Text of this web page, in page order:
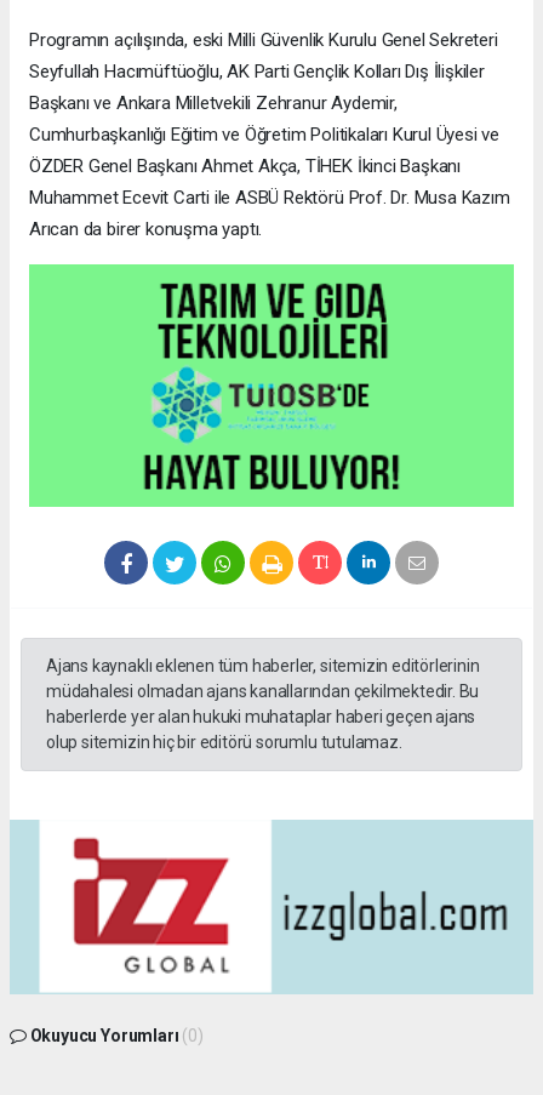
Programın açılışında, eski Milli Güvenlik Kurulu Genel Sekreteri
Seyfullah Hacımüftüoğlu, AK Parti Gençlik Kolları Dış İlişkiler
Başkanı ve Ankara Milletvekili Zehranur Aydemir,
Cumhurbaşkanlığı Eğitim ve Öğretim Politikaları Kurul Üyesi ve
ÖZDER Genel Başkanı Ahmet Akça, TİHEK İkinci Başkanı
Muhammet Ecevit Carti ile ASBÜ Rektörü Prof. Dr. Musa Kazım
Arıcan da birer konuşma yaptı.
Ajans kaynaklı eklenen tüm haberler, sitemizin editörlerinin
müdahalesi olmadan ajans kanallarından çekilmektedir. Bu
haberlerde yer alan hukuki muhataplar haberi geçen ajans
olup sitemizin hiç bir editörü sorumlu tutulamaz.
Okuyucu Yorumları (0)